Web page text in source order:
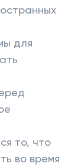
для
то, что
во время